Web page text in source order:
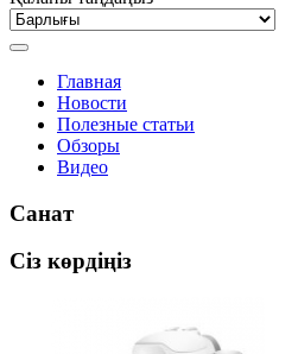
Главная
Новости
Полезные статьи
Обзоры
Видео
Санат
Сіз көрдіңіз